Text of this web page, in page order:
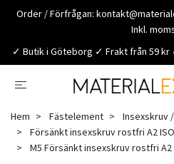
Order / Förfrågan:
Inkl.
✓ Butik i Göteborg ✓ Frakt från 59
Hem Fästelement
Insexskruv
Försänkt insexskruv rostfri A2 ISO
M5 Försänkt insexskruv rostfri A2